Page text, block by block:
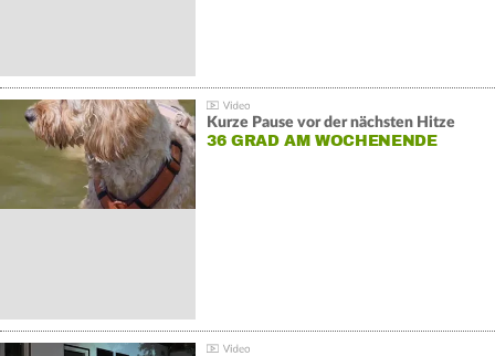
Kurze Pause vor der nächsten Hitze
36 GRAD AM WOCHENENDE